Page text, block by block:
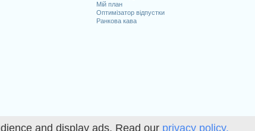
and display ads. Read our privacy policy.
Мій план
Оптимізатор відпустки
Ранкова кава